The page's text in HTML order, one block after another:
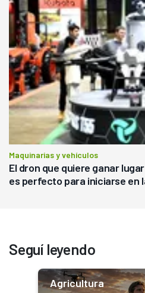
Maquinarias y vehículos
El dron que quiere ganar
es perfecto para iniciarse en
Seguí leyendo
Agricultura